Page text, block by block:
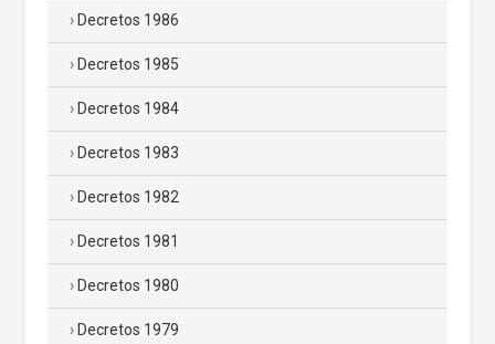
Decretos 1986
Decretos 1985
Decretos 1984
Decretos 1983
Decretos 1982
Decretos 1981
Decretos 1980
Decretos 1979